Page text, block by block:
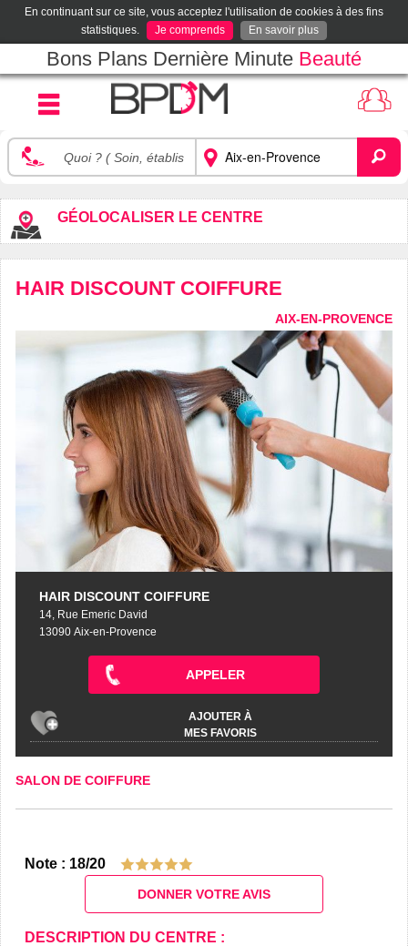
En continuant sur ce site, vous acceptez l'utilisation de cookies à des fins
statistiques.
Je comprends En savoir plus
Bons Plans Dernière Minute Beauté
GÉOLOCALISER LE CENTRE
HAIR DISCOUNT COIFFURE
AIX-EN-PROVENCE
HAIR DISCOUNT COIFFURE
14, Rue Emeric David
13090 Aix-en-Provence
APPELER
AJOUTER À
MES FAVORIS
SALON DE COIFFURE
Note : 18/20
DONNER VOTRE AVIS
DESCRIPTION DU CENTRE :